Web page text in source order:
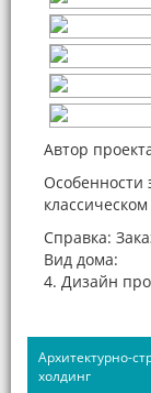
Автор
Особенности
Справка:
Вид дома:
4. Дизайн
Архитектурно-
холдинг